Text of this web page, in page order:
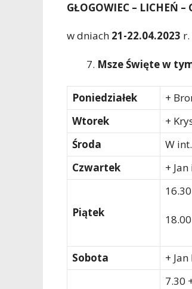
GŁOGOWIEC – LICHEŃ
w dniach 21-22.04.2023 r.
Msze Święte w
Poniedziałek
+
Wtorek
+
Środa
W
Czwartek
+
Piątek
Sobota +
7.30